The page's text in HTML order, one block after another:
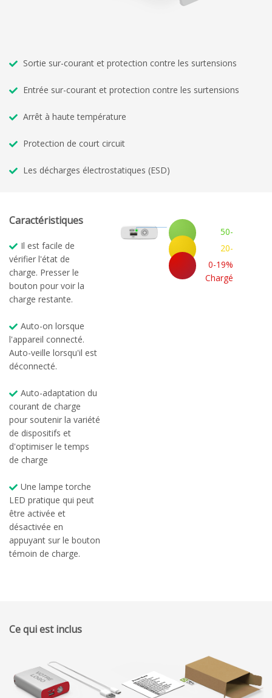
Sortie sur-courant et protection contre les surtensions
Entrée sur-courant et protection contre les surtensions
Arrêt à haute température
Protection de court circuit
Les décharges électrostatiques (ESD)
Caractéristiques
Il est facile de
vérifier l'état de
charge. Presser le
bouton pour voir la
charge restante.
Auto-on lorsque
l'appareil connecté.
Auto-veille lorsqu'il est
déconnecté.
Auto-adaptation du
courant de charge
pour soutenir la variété
de dispositifs et
d'optimiser le temps
de charge
Une lampe torche
LED pratique qui peut
être activée et
désactivée en
appuyant sur le bouton
témoin de charge.
50-
100%
20-
49%
Chargé
0-19%
Chargé
Ce qui est inclus